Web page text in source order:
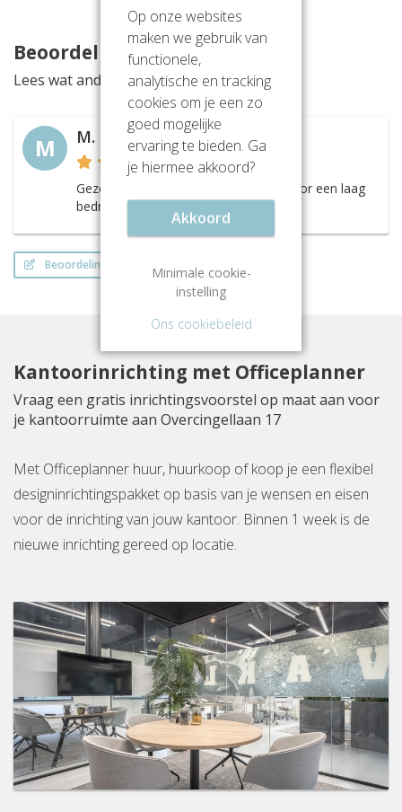
Beoordelingen
Lees wat anderen vinden van deze locatie
M M. Bekhuis
Gezellig ingericht en mooie ruimten voor een laag
bedrag per maand
Beoordeling schrijven
Kantoorinrichting met Officeplanner
Vraag een gratis inrichtingsvoorstel op maat aan voor
je kantoorruimte aan Overcingellaan 17
Met Officeplanner huur, huurkoop of koop je een flexibel
designinrichtingspakket op basis van je wensen en eisen
voor de inrichting van jouw kantoor. Binnen 1 week is de
nieuwe inrichting gereed op locatie.
Op onze websites
maken we gebruik van
functionele,
analytische en tracking
cookies om je een zo
goed mogelijke
ervaring te bieden. Ga
je hiermee akkoord?
Akkoord
Minimale cookie-
instelling
Ons cookiebeleid